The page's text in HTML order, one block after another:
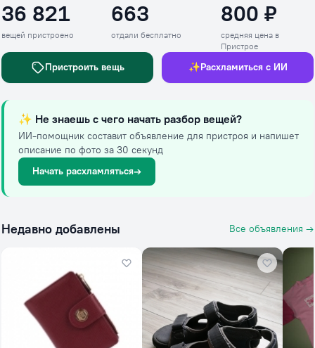
Вещей пристроено
36 821
вещей пристроено
Отдали бесплатно
663
отдали бесплатно
Средняя цена в
800 ₽
средняя цена в
Пристрое
Пристроить вещь ✨Расхламиться с ИИ
✨ Не знаешь с чего начать разбор вещей?
ИИ-помощник составит объявление для пристроя и напишет
описание по фото за 30 секунд
Начать расхламляться→
Недавно добавлены Все объявления →